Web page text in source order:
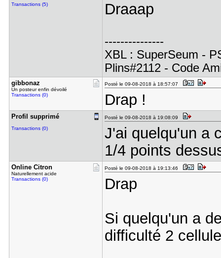
Transactions (5) Draaap
---------------
XBL : SuperSeum -
Plins#2112 - Code
gibbonaz
Un posteur enfin dévoilé
Transactions (0)
Posté le 09-08-2018 à 18:57:07
Drap !
Profil sup​primé
Transactions (0)
Posté le 09-08-2018 à 19:08:09
J'ai quelqu'un a
1/4 points
Online Cit​ron
Naturellement acide
Transactions (0)
Posté le 09-08-2018 à 19:13:46
Drap
Si quelqu'un a
difficulté 2